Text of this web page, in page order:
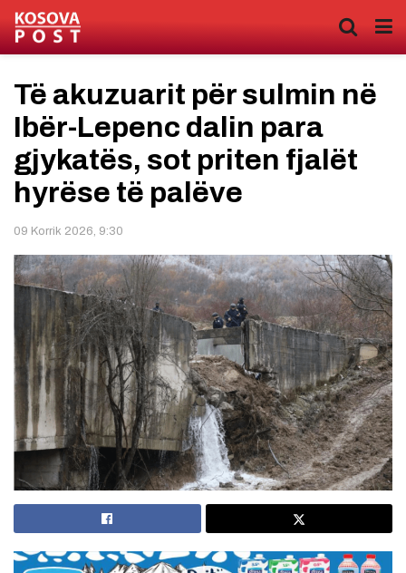
Të akuzuarit për sulmin në
Ibër-Lepenc dalin para
gjykatës, sot priten fjalët
hyrëse të palëve
09 Korrik 2026, 9:30